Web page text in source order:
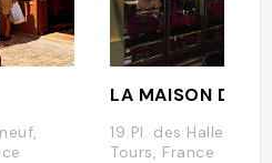
LA MAISON DES
19 Pl. des Halles,
Tours, France